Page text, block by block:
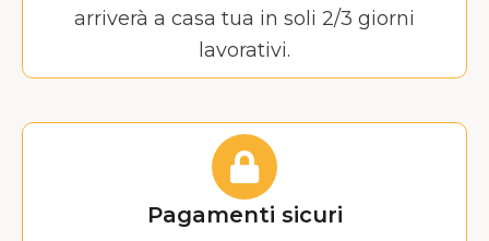
arriverà a casa tua in soli 2/3 giorni
lavorativi.
Pagamenti sicuri